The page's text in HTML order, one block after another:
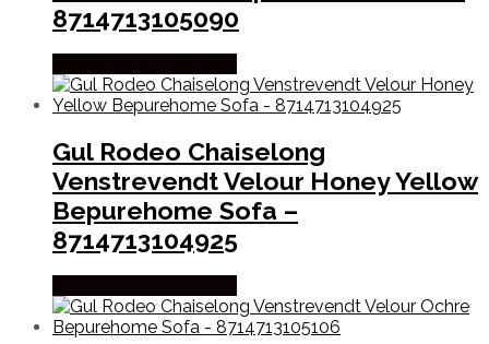
8714713105090
Gul Rodeo Chaiselong
Venstrevendt Velour Honey Yellow
Bepurehome Sofa –
8714713104925